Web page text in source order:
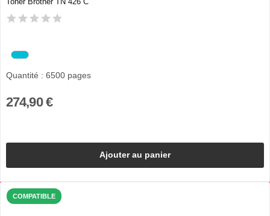
Quantité : 6500 pages
274,90 €
Ajouter au panier
COMPATIBLE